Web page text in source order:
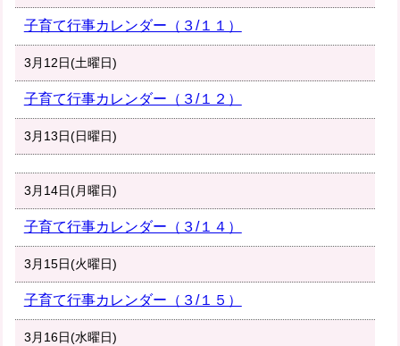
子育て行事カレンダー（３/１１）
3月12日(土曜日)
子育て行事カレンダー（３/１２）
3月13日(日曜日)
3月14日(月曜日)
子育て行事カレンダー（３/１４）
3月15日(火曜日)
子育て行事カレンダー（３/１５）
3月16日(水曜日)